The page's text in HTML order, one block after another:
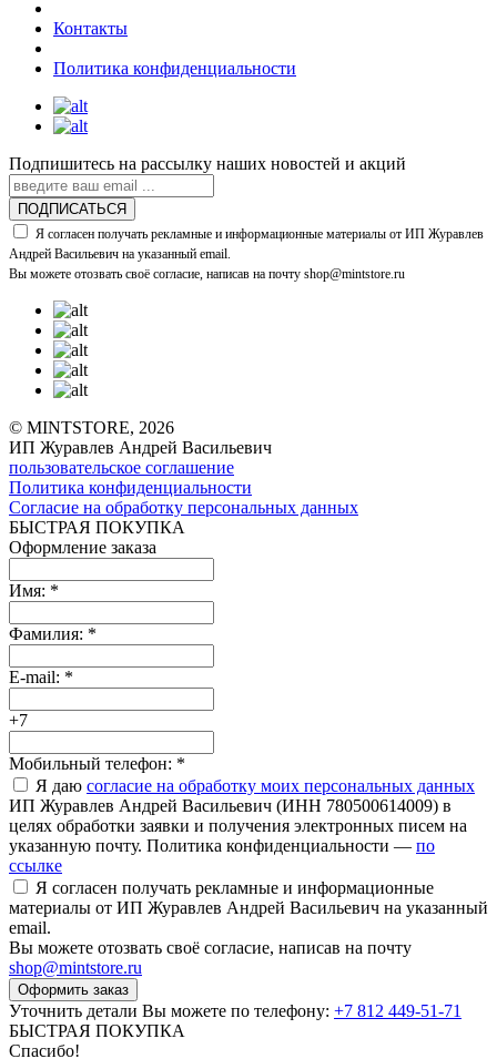
Контакты
Политика конфиденциальности
Подпишитесь на рассылку наших новостей и акций
ПОДПИСАТЬСЯ
Я согласен получать рекламные и информационные материалы от ИП Журавлев
Андрей Васильевич на указанный email.
Вы можете отозвать своё согласие, написав на почту shop@mintstore.ru
© MINTSTORE, 2026
ИП Журавлев Андрей Васильевич
пользовательское соглашение
Политика конфиденциальности
Согласие на обработку персональных данных
БЫСТРАЯ ПОКУПКА
Оформление заказа
Имя: *
Фамилия: *
E-mail: *
+7
Мобильный телефон: *
Я даю согласие на обработку моих персональных данных
ИП Журавлев Андрей Васильевич (ИНН 780500614009) в
целях обработки заявки и получения электронных писем на
указанную почту. Политика конфиденциальности — по
ссылке
Я согласен получать рекламные и информационные
материалы от ИП Журавлев Андрей Васильевич на указанный
email.
Вы можете отозвать своё согласие, написав на почту
shop@mintstore.ru
Оформить заказ
Уточнить детали Вы можете по телефону: +7 812 449-51-71
БЫСТРАЯ ПОКУПКА
Спасибо!